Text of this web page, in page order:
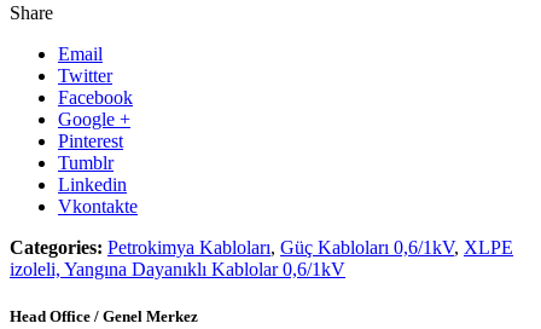
Share
Email
Twitter
Facebook
Google +
Pinterest
Tumblr
Linkedin
Vkontakte
Categories: Petrokimya Kabloları, Güç Kabloları 0,6/1kV, XLPE
izoleli, Yangına Dayanıklı Kablolar 0,6/1kV
Head Office / Genel Merkez